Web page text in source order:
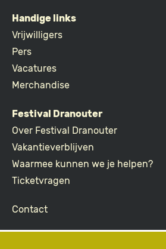
FOOTER
Handige links
Vrijwilligers
Pers
Vacatures
Merchandise
Festival Dranouter
Over Festival Dranouter
Vakantieverblijven
Waarmee kunnen we je helpen?
Ticketvragen
Contact